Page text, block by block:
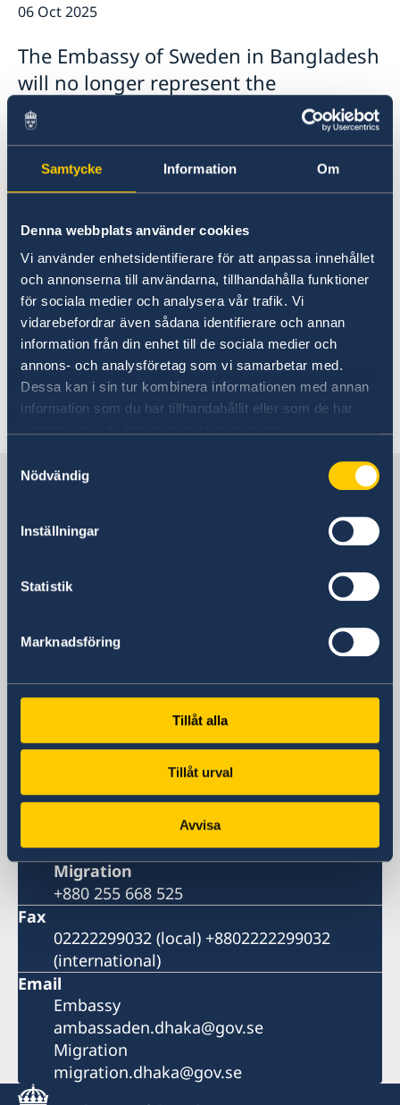
Samtycke Information Om
Denna webbplats använder cookies
Vi använder enhetsidentifierare för att anpassa innehållet
och annonserna till användarna, tillhandahålla funktioner
för sociala medier och analysera vår trafik. Vi
vidarebefordrar även sådana identifierare och annan
information från din enhet till de sociala medier och
annons- och analysföretag som vi samarbetar med.
Dessa kan i sin tur kombinera informationen med annan
information som du har tillhandahållit eller som de har
Nödvändig
Inställningar
Statistik
Marknadsföring
Tillåt alla
Tillåt urval
Avvisa
06 Oct 2025
The Embassy of Sweden in Bangladesh
will no longer represent the
Netherlands in matters concerning
Schengen visa applications. The final
date to submit visa applications
through VFS Global Sweden under
October 2025.
For any inquiries or guidance, the Embassy
kindly requests applicants to contact the Dutch
authorities directly.
Last updated 06 Oct 2025, 11.45 AM
Sweden in Bangladesh, Dhaka
Embassy
Visiting address
Dhaka
Embassy of Sweden
Bay's Edgewater, 6th Floor
Phone
+880 2 55 66 8500
Migration
+880 255 668 525
Fax
02222299032 (local) +8802222299032
(international)
Email
Embassy
ambassaden.dhaka@gov.se
Migration
migration.dhaka@gov.se